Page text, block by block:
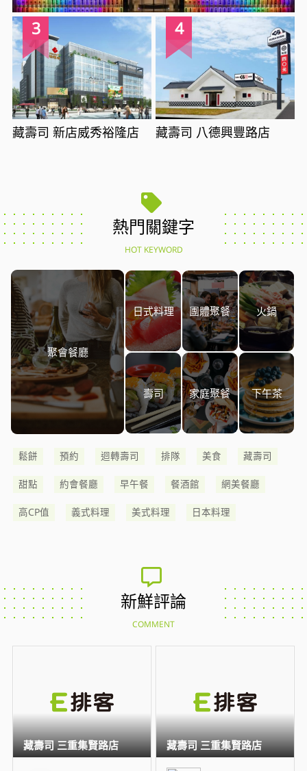
3
藏壽司 新店威秀裕隆店
4
藏壽司 八德興豐路店
熱門關鍵字
HOT KEYWORD
聚會餐廳
日式料理 團體聚餐 火鍋
壽司 家庭聚餐 下午茶
鬆餅 預約 迴轉壽司 排隊 美食 藏壽司
甜點 約會餐廳 早午餐 餐酒館 網美餐廳
高CP值 義式料理 美式料理 日本料理
新鮮評論
COMMENT
藏壽司 三重集賢路店 藏壽司 三重集賢路店